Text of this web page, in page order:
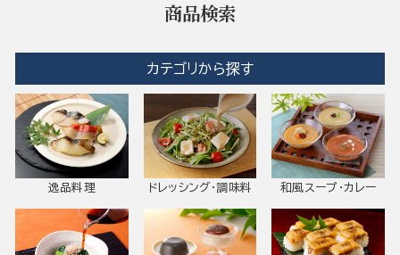
商品検索
カテゴリから探す
逸品料理 ドレッシング・調味料 和風スープ・カレー